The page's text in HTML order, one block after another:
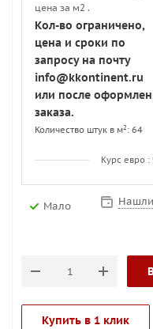
цена за м2 .
Кол-во ограничено,
цена и сроки по
запросу на почту
info@kkontinent.ru
или после
заказа.
Количество штук в м2 : 64
Курс евро
Мало
Купить в 1 клик